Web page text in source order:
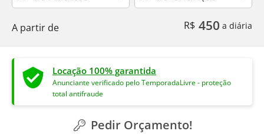
A partir de R$ 450 a diária
Locação 100% garantida
Anunciante verificado pelo TemporadaLivre - proteção
total antifraude
Pedir Orçamento!